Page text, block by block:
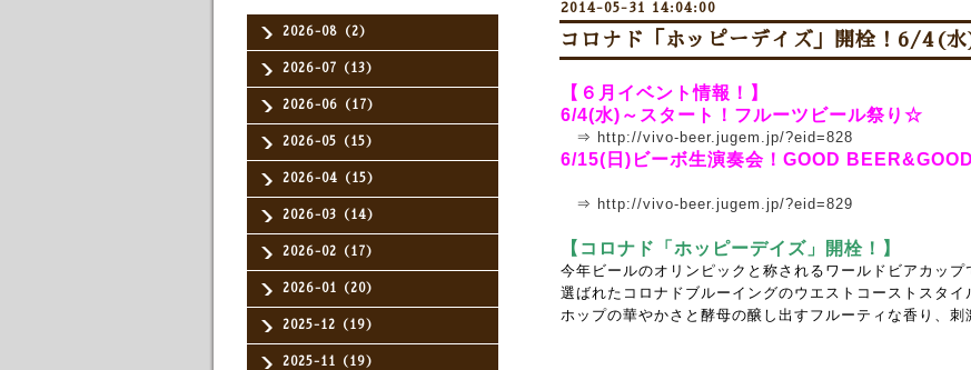
2026-08（2）
2026-07（13）
2026-06（17）
2026-05（15）
2026-04（15）
2026-03（14）
2026-02（17）
2026-01（20）
2025-12（19）
2025-11（19）
2014-05-31 14:04:00
コロナド「ホッピーデイズ」開栓！6/4(
【６月イベント情報！】
6/4(水)～スタート！フルーツビール祭り☆
⇒ http://vivo-beer.jugem.jp/?eid=828
6/15(日)ビーボ生演奏会！GOOD
⇒ http://vivo-beer.jugem.jp/?eid=829
【コロナド「ホッピーデイズ」開栓！】
今年ビールのオリンピックと称されるワールドビアカッ
選ばれたコロナドブルーイングのウエストコーストスタイ
ホップの華やかさと酵母の醸し出すフルーティな香り、